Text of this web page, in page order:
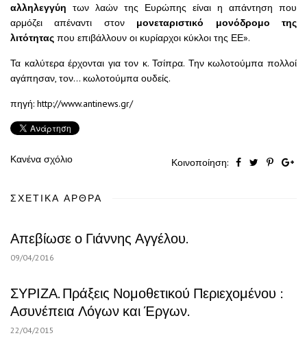
αλληλεγγύη των λαών της Ευρώπης είναι η απάντηση που
αρμόζει απέναντι στον μονεταριστικό μονόδρομο της
λιτότητας που επιβάλλουν οι κυρίαρχοι κύκλοι της ΕΕ».
Τα καλύτερα έρχονται για τον κ. Τσίπρα. Την κωλοτούμπα πολλοί
αγάπησαν, τον… κωλοτούμπα ουδείς.
πηγή: http://www.antinews.gr/
Κανένα σχόλιο Κοινοποίηση:
ΣΧΕΤΙΚΆ ΆΡΘΡΑ
Απεβίωσε ο Γιάννης Αγγέλου.
09/04/2016
ΣΥΡΙΖΑ. Πράξεις Νομοθετικού Περιεχομένου :
Ασυνέπεια Λόγων και Έργων.
22/04/2015